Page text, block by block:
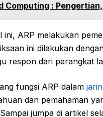
Computing :
ARP melakukan
ini dilakukan
respon dari perangkat
fungsi ARP dalam
dan pemahaman
jumpa di artikel